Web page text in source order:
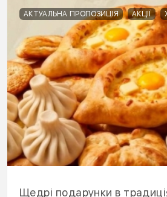
АКТУАЛЬНА ПРОПОЗИЦІЯ АКЦІЇ
Щедрі подарунки в